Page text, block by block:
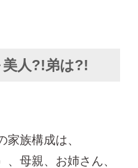
人?!弟は?!
家族構成は、
母親、お姉さん、